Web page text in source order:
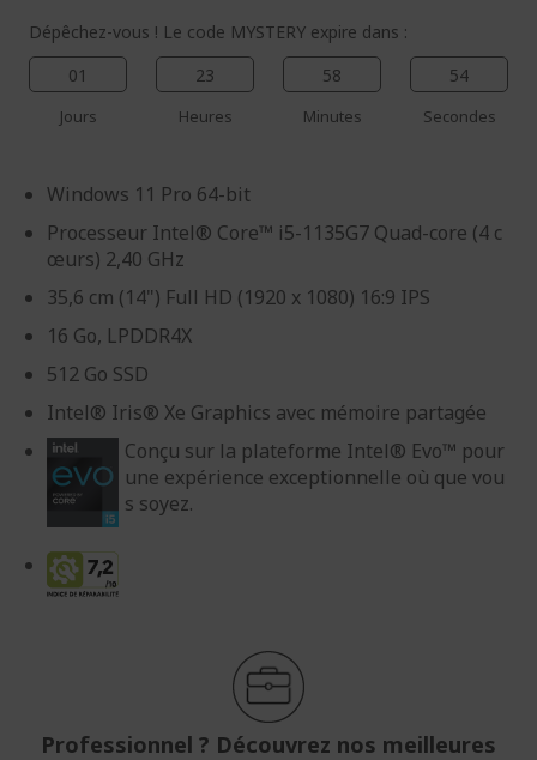
Dépêchez-vous ! Le code MYSTERY expire dans :
01
Jours
23
Heures
58
Minutes
53
Secondes
Windows 11 Pro 64-bit
Processeur Intel® Core™ i5-1135G7 Quad-core (4 c
œurs) 2,40 GHz
35,6 cm (14") Full HD (1920 x 1080) 16:9 IPS
16 Go, LPDDR4X
512 Go SSD
Intel® Iris® Xe Graphics avec mémoire partagée
Conçu sur la plateforme Intel® Evo™ pour
une expérience exceptionnelle où que vou
s soyez.
Professionnel ? Découvrez nos meilleures